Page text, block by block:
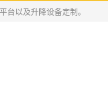
以及升降设备定制。